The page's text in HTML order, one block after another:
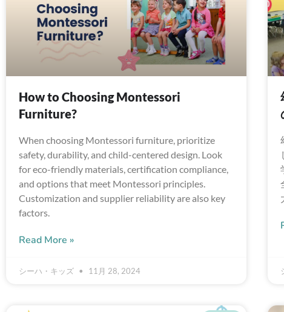
How to Choosing Montessori
Furniture?
When choosing Montessori furniture, prioritize
safety, durability, and child-centered design. Look
for eco-friendly materials, certification compliance,
and options that meet Montessori principles.
Customization and supplier reliability are also key
factors.
Read More »
シーハ・キッズ 11月 28, 2024